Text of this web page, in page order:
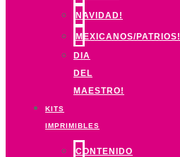
NAVIDAD!
MEXICANOS/PATRIOS!
DIA
DEL
MAESTRO!
KITS
IMPRIMIBLES
CONTENIDO